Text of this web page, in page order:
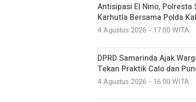
Antisipasi El Nino,
Karhutla Bersama Polda
4 Agustus 2026 - 17:00 WITA
DPRD Samarinda Ajak
Tekan Praktik Calo dan
4 Agustus 2026 - 16:00 WITA